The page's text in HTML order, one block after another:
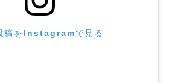
稿をInstagramで見る